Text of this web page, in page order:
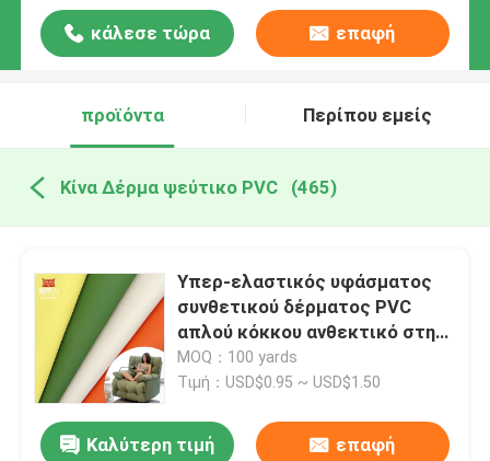
κάλεσε τώρα επαφή
προϊόντα Περίπου εμείς
Κίνα Δέρμα ψεύτικο PVC (465)
Υπερ-ελαστικός υφάσματος
συνθετικού δέρματος PVC
απλού κόκκου ανθεκτικό στη
βρωμιά
MOQ：100 yards
Τιμή：USD$0.95 ~ USD$1.50
Καλύτερη τιμή επαφή